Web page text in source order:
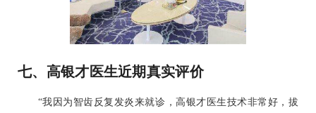
七、高银才医生近期真实评价
“我因为智齿反复发炎来就诊，高银才医生技术非常好，拔